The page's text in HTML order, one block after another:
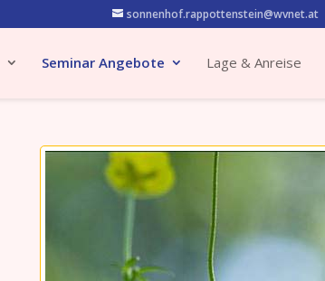
sonnenhof.rappottenstein@wvnet.at
Seminar Angebote Lage & Anreise